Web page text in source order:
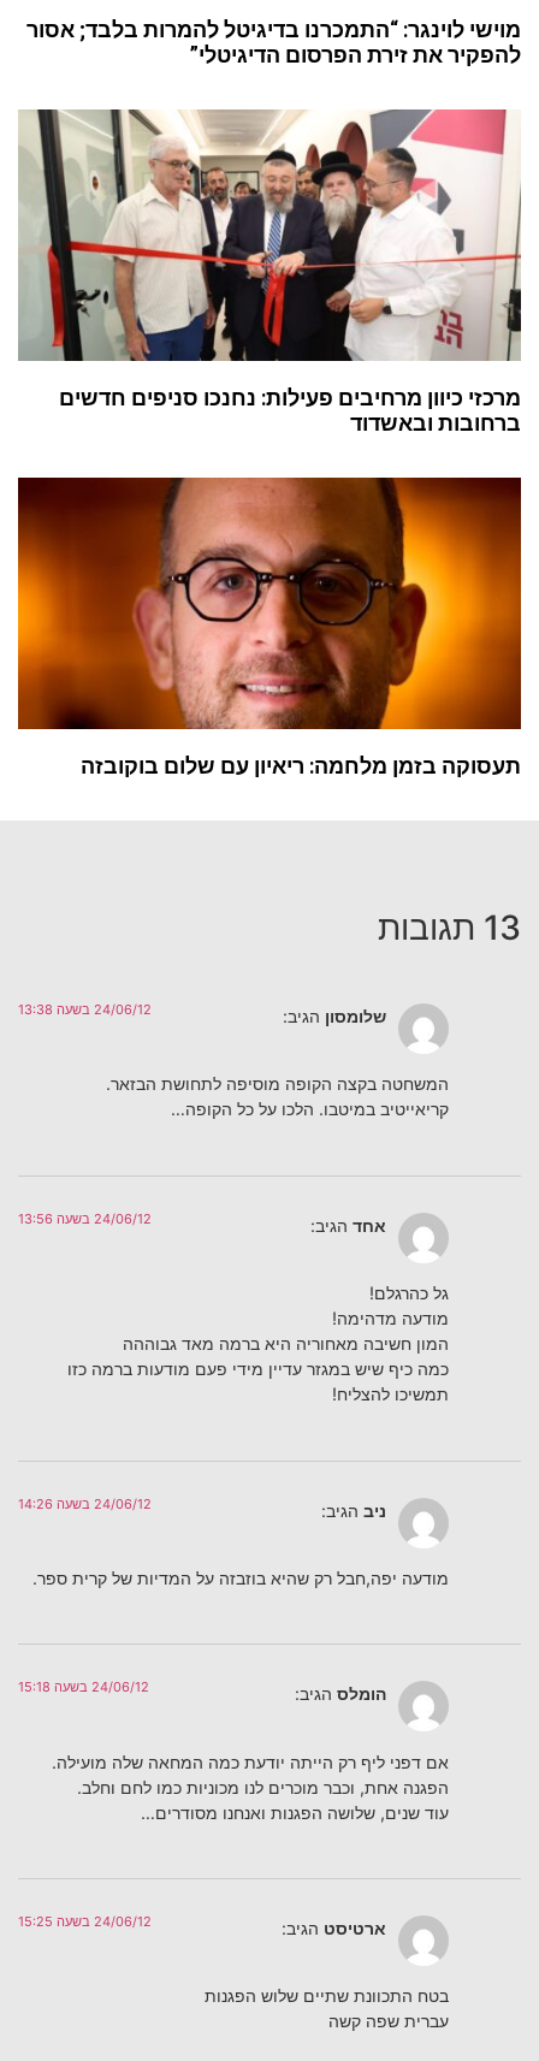
מוישי לוינגר: “התמכרנו בדיגיטל להמרות בלבד; אסור
להפקיר את זירת הפרסום הדיגיטלי”
מרכזי כיוון מרחיבים פעילות: נחנכו סניפים חדשים
ברחובות ובאשדוד
תעסוקה בזמן מלחמה: ריאיון עם שלום בוקובזה
13 תגובות
שלומסון הגיב: 24/06/12 בשעה 13:38
המשחטה בקצה הקופה מוסיפה לתחושת הבזאר.
קריאייטיב במיטבו. הלכו על כל הקופה…
אחד הגיב: 24/06/12 בשעה 13:56
גל כהרגלם!
מודעה מדהימה!
המון חשיבה מאחוריה היא ברמה מאד גבוההה
כמה כיף שיש במגזר עדיין מידי פעם מודעות ברמה כזו
תמשיכו להצליח!
ניב הגיב: 24/06/12 בשעה 14:26
מודעה יפה,חבל רק שהיא בוזבזה על המדיות של קרית ספר.
הומלס הגיב: 24/06/12 בשעה 15:18
אם דפני ליף רק הייתה יודעת כמה המחאה שלה מועילה.
הפגנה אחת, וכבר מוכרים לנו מכוניות כמו לחם וחלב.
עוד שנים, שלושה הפגנות ואנחנו מסודרים…
ארטיסט הגיב: 24/06/12 בשעה 15:25
בטח התכוונת שתיים שלוש הפגנות
עברית שפה קשה